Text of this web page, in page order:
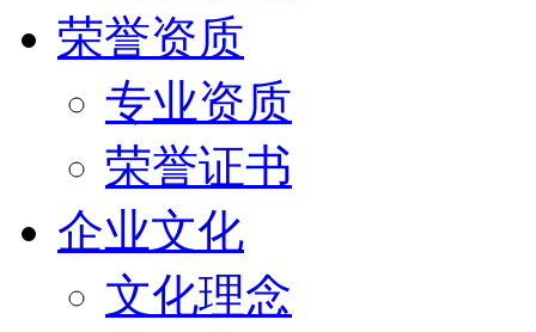
荣誉资质
专业资质
荣誉证书
企业文化
文化理念